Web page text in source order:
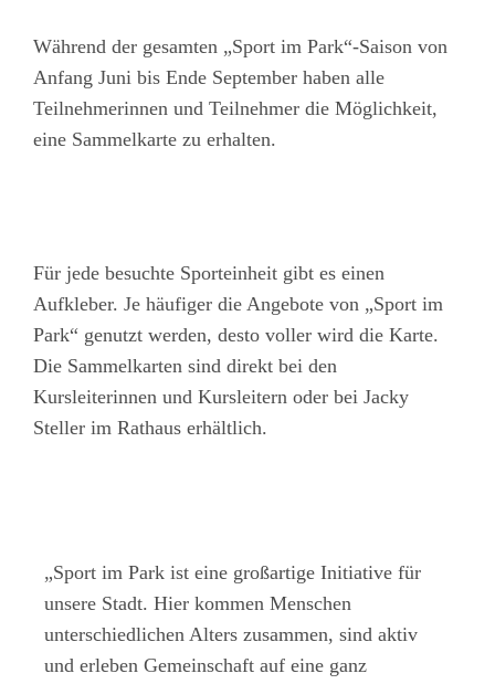
Während der gesamten „Sport im Park“-Saison von
Anfang Juni bis Ende September haben alle
Teilnehmerinnen und Teilnehmer die Möglichkeit,
eine Sammelkarte zu erhalten.
Für jede besuchte Sporteinheit gibt es einen
Aufkleber. Je häufiger die Angebote von „Sport im
Park“ genutzt werden, desto voller wird die Karte.
Die Sammelkarten sind direkt bei den
Kursleiterinnen und Kursleitern oder bei Jacky
Steller im Rathaus erhältlich.
„Sport im Park ist eine großartige Initiative für
unsere Stadt. Hier kommen Menschen
unterschiedlichen Alters zusammen, sind aktiv
und erleben Gemeinschaft auf eine ganz